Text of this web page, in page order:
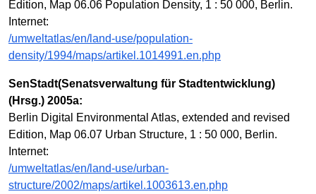
Edition, Map 06.06 Population Density, 1 : 50 000, Berlin.
Internet:
/umweltatlas/en/land-use/population-
density/1994/maps/artikel.1014991.en.php
SenStadt(Senatsverwaltung für Stadtentwicklung)
(Hrsg.) 2005a:
Berlin Digital Environmental Atlas, extended and revised
Edition, Map 06.07 Urban Structure, 1 : 50 000, Berlin.
Internet:
/umweltatlas/en/land-use/urban-
structure/2002/maps/artikel.1003613.en.php